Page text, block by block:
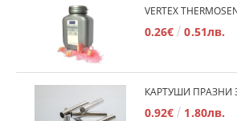
0.26€ 0.51лв.
0.92€ 1.80лв.